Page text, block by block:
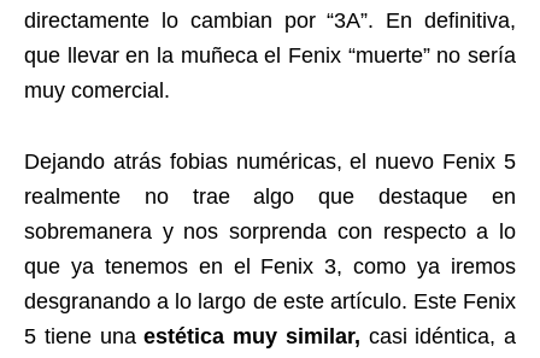
directamente lo cambian por “3A”. En definitiva,
que llevar en la muñeca el Fenix “muerte” no sería
muy comercial.
Dejando atrás fobias numéricas, el nuevo Fenix 5
realmente no trae algo que destaque en
sobremanera y nos sorprenda con respecto a lo
que ya tenemos en el Fenix 3, como ya iremos
desgranando a lo largo de este artículo. Este Fenix
5 tiene unaestética muy similar, casi idéntica, a